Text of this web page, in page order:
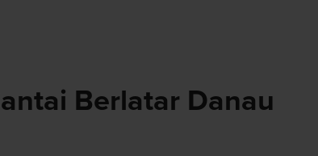
Berlatar Danau